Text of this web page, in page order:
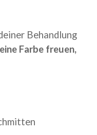
Behandlung
Farbe freuen,